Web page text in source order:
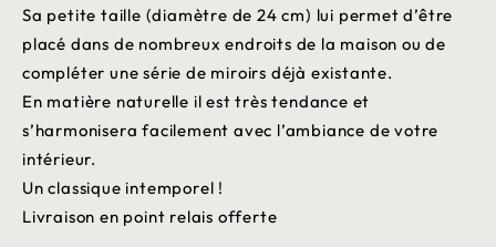
Sa petite taille (diamètre de 24 cm) lui permet d’être
placé dans de nombreux endroits de la maison ou de
compléter une série de miroirs déjà existante.
En matière naturelle il est très tendance et
s’harmonisera facilement avec l’ambiance de votre
intérieur.
Un classique intemporel !
Livraison en point relais offerte